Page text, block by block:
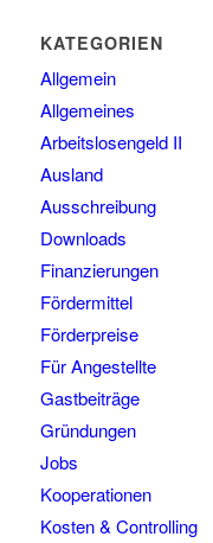
KATEGORIEN
Allgemein
Allgemeines
Arbeitslosengeld II
Ausland
Ausschreibung
Downloads
Finanzierungen
Fördermittel
Förderpreise
Für Angestellte
Gastbeiträge
Gründungen
Jobs
Kooperationen
Kosten & Controlling